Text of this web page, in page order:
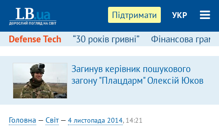
Підтримати УКР
Defense Tech “30 років гривні” Фінансова
Загинув керівник пошукового
загону "Плацдарм" Олексій Юков
Головна — Світ— 4 листопада 2014, 14:21